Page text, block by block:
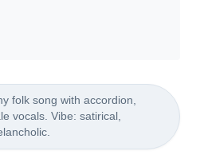
folk song with accordion,
vocals. Vibe: satirical,